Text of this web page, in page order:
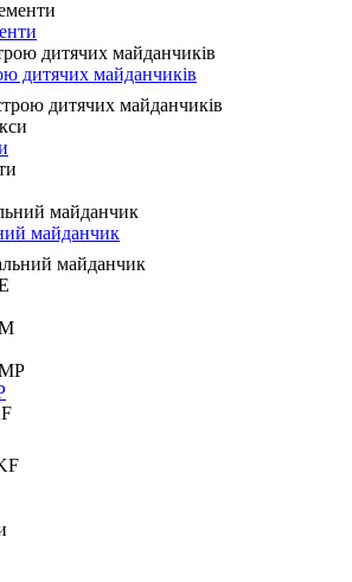
дитячих майданчиків
дитячих майданчиків
майданчик
майданчик